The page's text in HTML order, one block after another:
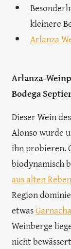
kleinere
Arlanza
Arlanza-
Bodega
Dieser Wein
Alonso wurde
ihn probieren.
biodynamisch
aus alten Reben
Region
etwasGarnacha
Weinberge
nicht